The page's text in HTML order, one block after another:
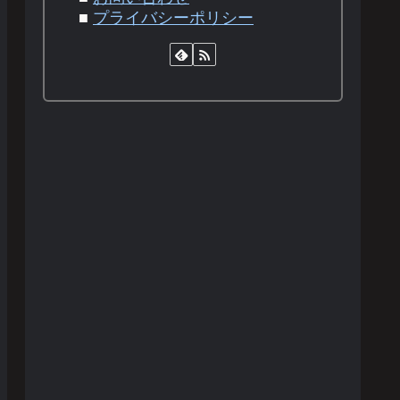
■ プライバシーポリシー